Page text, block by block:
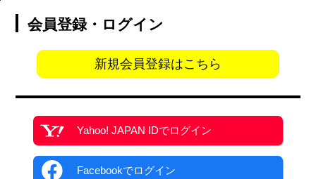
会員登録・ログイン
新規会員登録はこちら
Yahoo! JAPAN IDでログイン
Facebookでログイン